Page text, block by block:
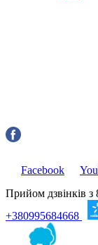
Facebook
Прийом дзвінків з
+380995684668